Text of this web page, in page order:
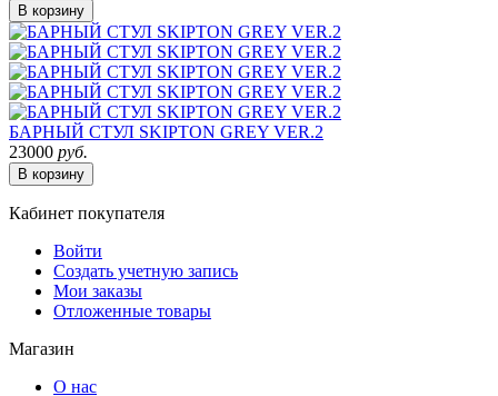
В корзину
БАРНЫЙ СТУЛ SKIPTON GREY VER.2
23000 руб.
В корзину
Кабинет покупателя
Войти
Создать учетную запись
Мои заказы
Отложенные товары
Магазин
О нас